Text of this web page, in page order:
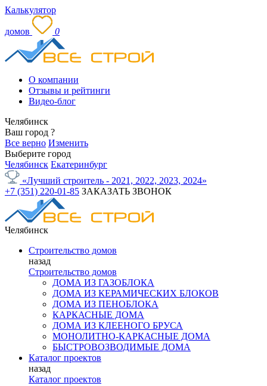
Калькулятор
домов 0
О компании
Отзывы и рейтинги
Видео-блог
Челябинск
Ваш город ?
Все верно Изменить
Выберите город
Челябинск Екатеринбург
«Лучший строитель - 2021, 2022, 2023, 2024»
+7 (351) 220-01-85 ЗАКАЗАТЬ ЗВОНОК
Челябинск
Строительство домов
назад
Строительство домов
ДОМА ИЗ ГАЗОБЛОКА
ДОМА ИЗ КЕРАМИЧЕСКИХ БЛОКОВ
ДОМА ИЗ ПЕНОБЛОКА
КАРКАСНЫЕ ДОМА
ДОМА ИЗ КЛЕЕНОГО БРУСА
МОНОЛИТНО-КАРКАСНЫЕ ДОМА
БЫСТРОВОЗВОДИМЫЕ ДОМА
Каталог проектов
назад
Каталог проектов